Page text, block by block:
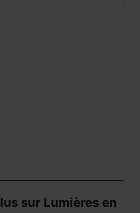
sur Lumières en